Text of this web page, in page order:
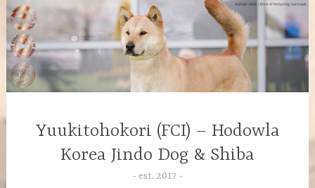
Yuukitohokori (FCI) – Hodowla
Korea Jindo Dog & Shiba
est. 2017